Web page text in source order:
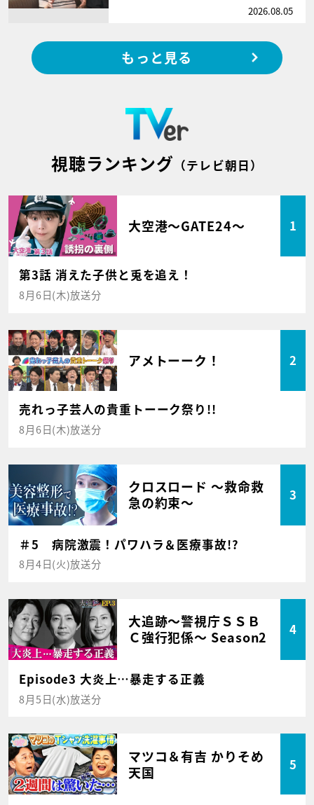
2026.08.05
もっと見る
視聴ランキング （テレビ朝日）
大空港～GATE24～ 1
第3話 消えた子供と兎を追え！
8月6日(木)放送分
アメトーーク！ 2
売れっ子芸人の貴重トーーク祭り!!
8月6日(木)放送分
クロスロード ～救命救
急の約束～
3
＃5 病院激震！パワハラ＆医療事故!?
8月4日(火)放送分
大追跡～警視庁ＳＳＢ
Ｃ強行犯係～ Season2
4
Episode3 大炎上…暴走する正義
8月5日(水)放送分
マツコ＆有吉 かりそめ
天国
5